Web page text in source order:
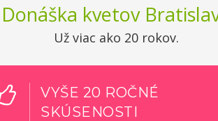
Donáška kvetov
Už viac ako 20 rokov.
VYŠE 20 ROČNÉ
SKÚSENOSTI